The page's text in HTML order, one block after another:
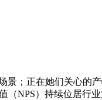
景；正在她们关心的
（NPS）持续位居行